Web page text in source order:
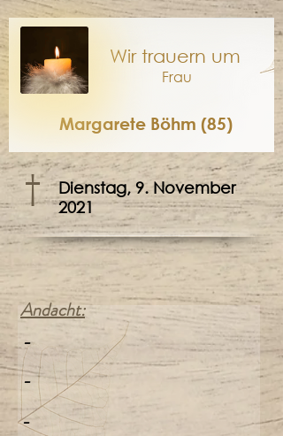
Wir trauern um
Margarete Böhm (85)
Frau
Dienstag, 9. November
2021
†
Andacht:
-
-
-